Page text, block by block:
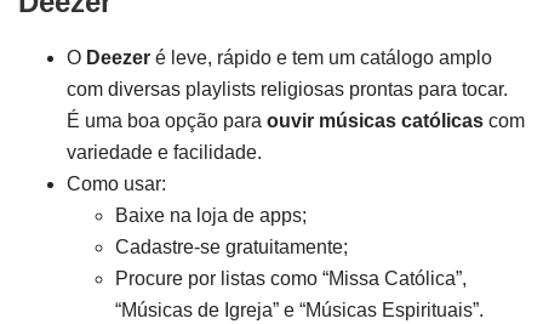
O Deezer é leve, rápido e tem um catálogo amplo
com diversas playlists religiosas prontas para tocar.
É uma boa opção para ouvir músicas católicas com
variedade e facilidade.
Como usar:
Baixe na loja de apps;
Cadastre-se gratuitamente;
Procure por listas como “Missa Católica”,
“Músicas de Igreja” e “Músicas Espirituais”.